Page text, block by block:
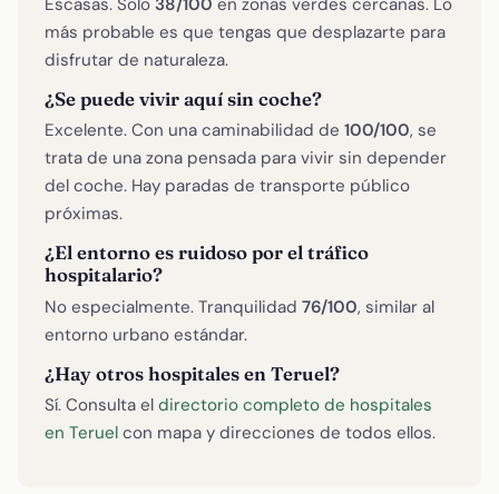
más probable es que tengas que desplazarte para
disfrutar de naturaleza.
¿Se puede vivir aquí sin coche?
Excelente. Con una caminabilidad de 100/100, se
trata de una zona pensada para vivir sin depender
del coche. Hay paradas de transporte público
próximas.
¿El entorno es ruidoso por el tráfico
hospitalario?
No especialmente. Tranquilidad 76/100, similar al
entorno urbano estándar.
¿Hay otros hospitales en Teruel?
Sí. Consulta el directorio completo de hospitales
en Teruel con mapa y direcciones de todos ellos.